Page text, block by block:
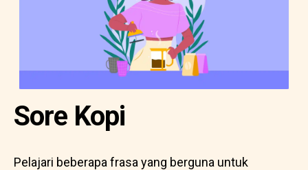
Sore Kopi
Pelajari beberapa frasa yang berguna untuk